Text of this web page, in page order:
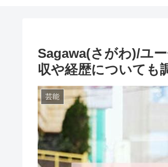
Sagawa(さがわ)/ユ
収や経歴についても
芸能